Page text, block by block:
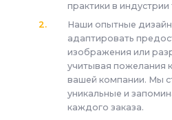
практики в индустрии
Наши опытные
адаптировать
изображения или
учитывая пожелания
вашей компании. Мы
уникальные и
каждого заказа.